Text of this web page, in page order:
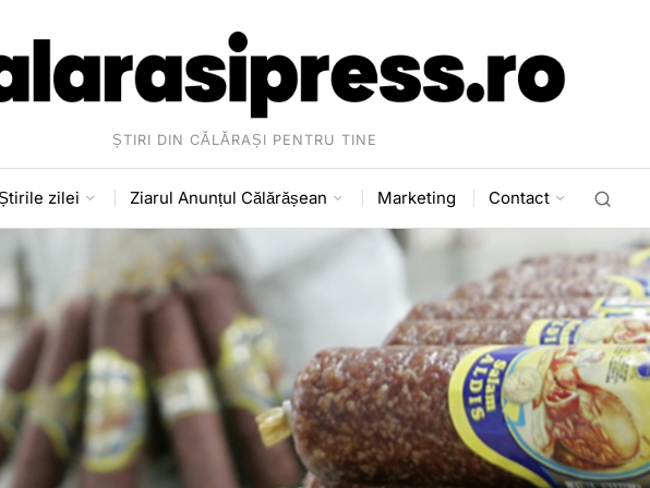
ȘTIRI DIN CĂLĂRAȘI PENTRU TINE
zilei Ziarul Anunțul Călărășean Marketing Contact